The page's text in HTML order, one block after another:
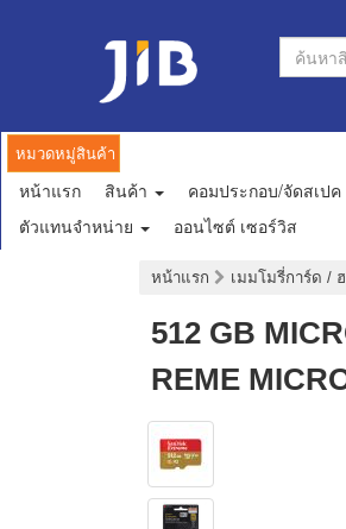
หมวดหมู่สินค้า
หน้าแรก สินค้า คอมประกอบ/จัดสเปค
ตัวแทนจำหน่าย
ออนไซต์ เซอร์วิส
หน้าแรก เมมโมรี่การ์ด /
512 GB
REME